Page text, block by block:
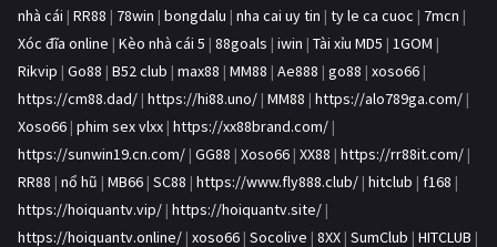
nhà cái | RR88 | 78win | bongdalu | nha cai uy tin | ty le ca cuoc | 7mcn |
Xóc đĩa online | Kèo nhà cái 5 | 88goals | iwin | Tài xỉu MD5 | 1GOM |
Rikvip | Go88 | B52 club | max88 | MM88 | Ae888 | go88 | xoso66 |
https://cm88.dad/ | https://hi88.uno/ | MM88 | https://alo789ga.com/ |
Xoso66 | phim sex vlxx | https://xx88brand.com/ |
https://sunwin19.cn.com/ | GG88 | Xoso66 | XX88 | https://rr88it.com/ |
RR88 | nổ hũ | MB66 | SC88 | https://www.fly888.club/ | hitclub | f168 |
https://hoiquantv.vip/ | https://hoiquantv.site/ |
https://hoiquantv.online/ | xoso66 | Socolive | 8XX | SumClub | HITCLUB |